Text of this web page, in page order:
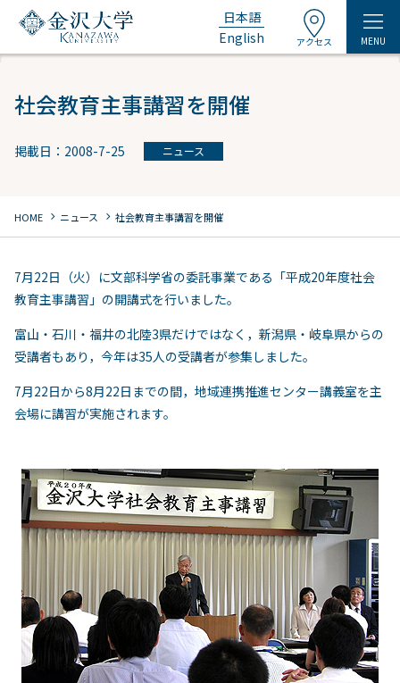
日本語
English
アクセス MENU
社会教育主事講習を開催
掲載日：2008-7-25 ニュース
HOME chevron_right ニュース chevron_right 社会教育主事講習を開催
7月22日（火）に文部科学省の委託事業である「平成20年度社会
教育主事講習」の開講式を行いました。
富山・石川・福井の北陸3県だけではなく，新潟県・岐阜県からの
受講者もあり，今年は35人の受講者が参集しました。
7月22日から8月22日までの間，地域連携推進センター講義室を主
会場に講習が実施されます。